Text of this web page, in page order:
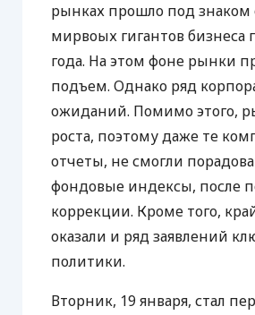
рынках прошло под
мирвоых гигантов бизнеса
года. На этом фоне рынки
подъем. Однако ряд
ожиданий. Помимо этого,
роста, поэтому даже те
отчеты, не смогли
фондовые индексы, после
коррекции. Кроме того,
оказали и ряд заявлений
политики.
Вторник, 19 января, стал